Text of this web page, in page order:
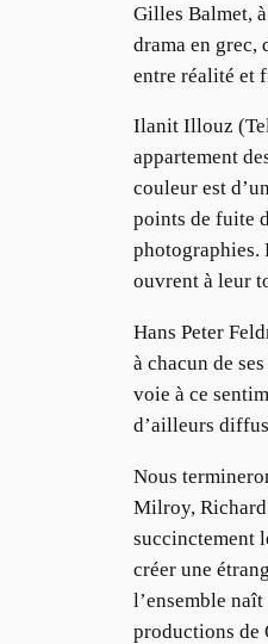
Gilles Balmet,
drama en grec,
entre réalité et
Ilanit Illouz (Tel
appartement
couleur est
points de fuite
photographies.
ouvrent à leur
Hans Peter
à chacun de
voie à ce
d’ailleurs
Nous
Milroy, Richard
succinctement
créer une
l’ensemble
productions de